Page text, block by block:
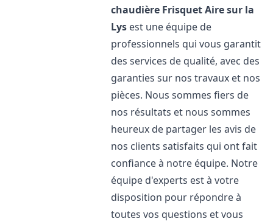
chaudière FrisquetAire sur la
Lys est une équipe de
professionnels qui vous garantit
des services de qualité, avec des
garanties sur nos travaux et nos
pièces. Nous sommes fiers de
nos résultats et nous sommes
heureux de partager les avis de
nos clients satisfaits qui ont fait
confiance à notre équipe. Notre
équipe d'experts est à votre
disposition pour répondre à
toutes vos questions et vous